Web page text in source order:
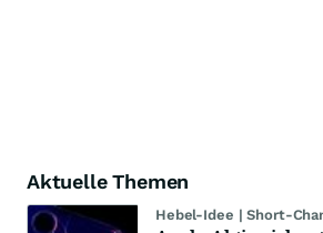
Aktuelle Themen
Hebel-Idee | Short-